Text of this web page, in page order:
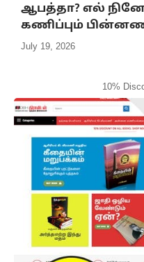
ஆபத்தா? எல்
கணிப்பும்
July 19, 2026
10%